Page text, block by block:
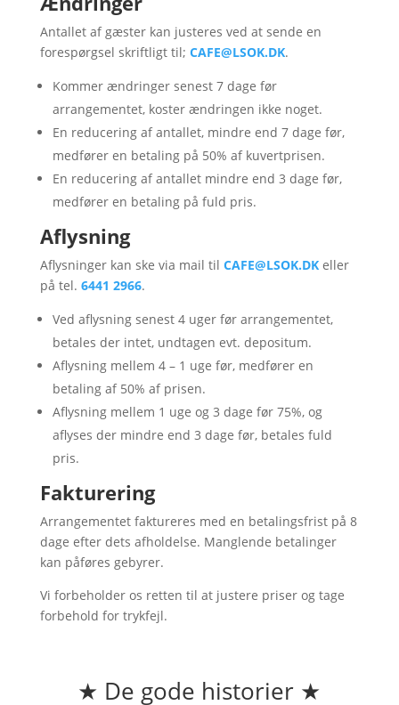
Antallet af gæster kan justeres ved at sende en
forespørgsel skriftligt til; CAFE@LSOK.DK.
Kommer ændringer senest 7 dage før
arrangementet, koster ændringen ikke noget.
En reducering af antallet, mindre end 7 dage før,
medfører en betaling på 50% af kuvertprisen.
En reducering af antallet mindre end 3 dage før,
medfører en betaling på fuld pris.
Aflysning
Aflysninger kan ske via mail til CAFE@LSOK.DKeller
på tel. 6441 2966.
Ved aflysning senest 4 uger før arrangementet,
betales der intet, undtagen evt. depositum.
Aflysning mellem 4 – 1 uge før, medfører en
betaling af 50% af prisen.
Aflysning mellem 1 uge og 3 dage før 75%, og
aflyses der mindre end 3 dage før, betales fuld
pris.
Fakturering
Arrangementet faktureres med en betalingsfrist på 8
dage efter dets afholdelse. Manglende betalinger
kan påføres gebyrer.
Vi forbeholder os retten til at justere priser og tage
forbehold for trykfejl.
★ De gode historier ★